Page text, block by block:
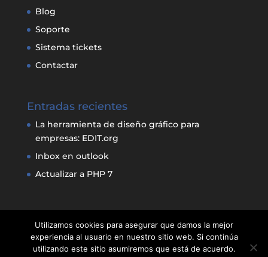
Blog
Soporte
Sistema tickets
Contactar
Entradas recientes
La herramienta de diseño gráfico para
empresas: EDIT.org
Inbox en outlook
Actualizar a PHP 7
Utilizamos cookies para asegurar que damos la mejor
experiencia al usuario en nuestro sitio web. Si continúa
utilizando este sitio asumiremos que está de acuerdo.